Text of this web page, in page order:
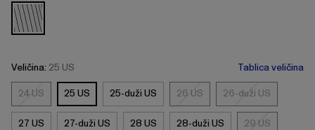
Veličina: 25 US Tablica veličina
24 US
24
US
25 US 25-duži US 26 US
26
US
26-duži US
26-
duži
27 US 27-duži US 28 US 28-duži US 29 US
29